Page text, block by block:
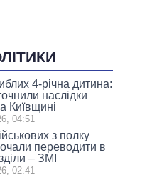
4-річна дитина:
наслідки
Київщині
04:51
з полку
переводити в
– ЗМІ
02:41